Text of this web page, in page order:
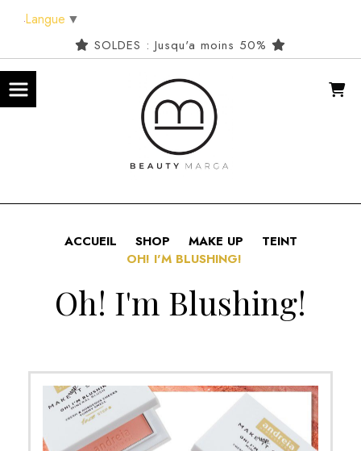
SOLDES : Jusqu'a moins 50%
ACCUEIL SHOP MAKE UP
TEINT
OH! I'M BLUSHING!
Oh! I'm Blushing!
Langue ▼